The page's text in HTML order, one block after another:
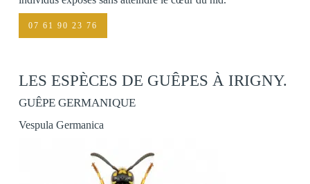
07 61 90 23 76
LES ESPÈCES DE GUÊPES À IRIGNY.
GUÊPE GERMANIQUE
Vespula Germanica